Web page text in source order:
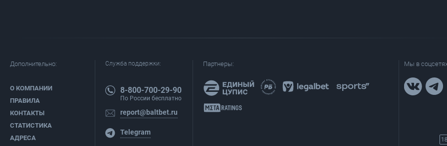
Дополнительно:
О КОМПАНИИ
ПРАВИЛА
КОНТАКТЫ
СТАТИСТИКА
АДРЕСА
Служба поддержки:
8-800-700-29-90
По России бесплатно
report@baltbet.ru
Telegram
Партнеры: Мы в